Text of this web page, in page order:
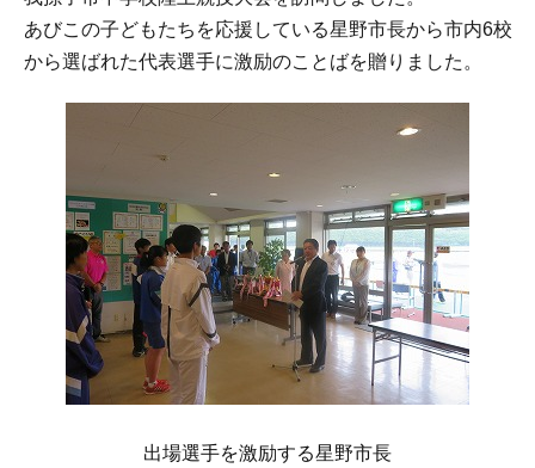
あびこの子どもたちを応援している星野市長から市内6校
から選ばれた代表選手に激励のことばを贈りました。
出場選手を激励する星野市長